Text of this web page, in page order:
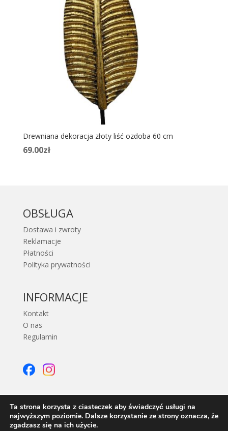
Drewniana dekoracja złoty liść ozdoba 60 cm
69.00zł
OBSŁUGA
Dostawa i zwroty
Reklamacje
Płatności
Polityka prywatności
INFORMACJE
Kontakt
O nas
Regulamin
Ta strona korzysta z ciasteczek aby świadczyć usługi na
najwyższym poziomie. Dalsze korzystanie ze strony oznacza, że
zgadzasz się na ich użycie.